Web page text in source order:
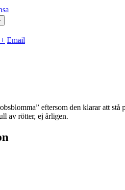
Email
eftersom den klarar att
av rötter, ej årligen.